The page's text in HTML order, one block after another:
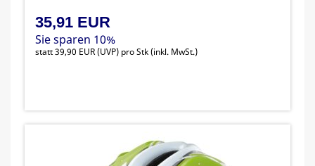
35,91 EUR
Sie sparen 10%
statt39,90 EUR(UVP) pro Stk (inkl. MwSt.)